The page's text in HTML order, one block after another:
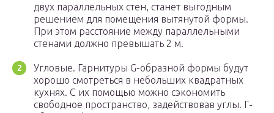
двух параллельных стен, станет выгодным
решением для помещения вытянутой формы.
При этом расстояние между параллельными
стенами должно превышать 2 м.
Угловые. Гарнитуры G-образной формы будут
хорошо смотреться в небольших квадратных
кухнях. С их помощью можно сэкономить
свободное пространство, задействовав углы. Г-